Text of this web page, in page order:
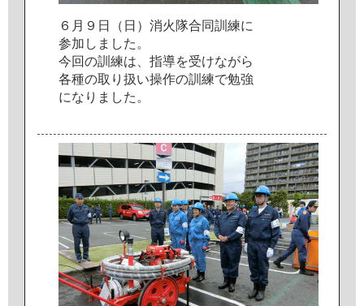
６ 月 ９ 日 （ 日 ） 消火 隊合同訓 練に
参加 し ま した 。
今回の訓 練は 指導を受けながら
各種の取 り 扱い操作の訓 練で勉強
にな り ま した 。